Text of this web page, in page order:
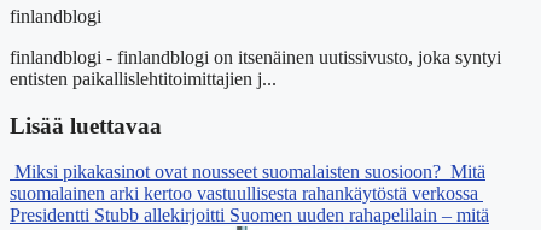
finlandblogi
finlandblogi - finlandblogi on itsenäinen uutissivusto, joka syntyi
entisten paikallislehtitoimittajien j...
Lisää luettavaa
Miksi pikakasinot ovat nousseet suomalaisten suosioon? Mitä
suomalainen arki kertoo vastuullisesta rahankäytöstä verkossa
Presidentti Stubb allekirjoitti Suomen uuden rahapelilain – mitä